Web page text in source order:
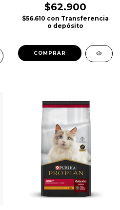
$62.900
$56.610 con Transferencia
o depósito
COMPRAR